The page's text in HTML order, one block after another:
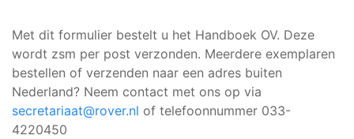
Met dit formulier bestelt u het Handboek OV. Deze
wordt zsm per post verzonden. Meerdere exemplaren
bestellen of verzenden naar een adres buiten
Nederland? Neem contact met ons op via
secretariaat@rover.nl of telefoonnummer 033-
4220450